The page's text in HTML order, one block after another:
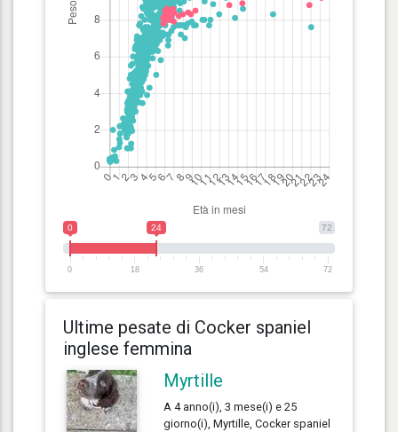
72
0 24
0 18 36 54 72
Ultime pesate di Cocker spaniel
inglese femmina
Myrtille
A 4 anno(i), 3 mese(i) e 25
giorno(i), Myrtille, Cocker spaniel